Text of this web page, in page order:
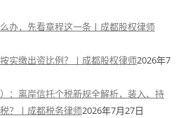
办，先看章程这一条丨成都股权律师
实缴出资比例？丨成都股权律师2026年7
：离岸信托个税新规全解析，装入、持
？丨成都税务律师2026年7月27日